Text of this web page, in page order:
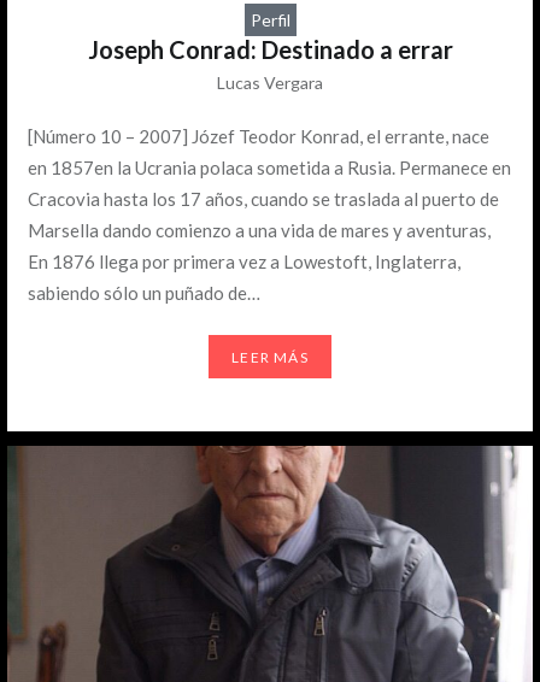
Perfil
Joseph Conrad: Destinado a errar
Lucas Vergara
[Número 10 – 2007] Józef Teodor Konrad, el errante, nace
en 1857en la Ucrania polaca sometida a Rusia. Permanece en
Cracovia hasta los 17 años, cuando se traslada al puerto de
Marsella dando comienzo a una vida de mares y aventuras,
En 1876 llega por primera vez a Lowestoft, Inglaterra,
sabiendo sólo un puñado de…
LEER MÁS